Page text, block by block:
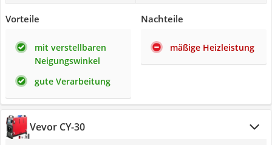
Vorteile
mit verstellbaren
Neigungswinkel
gute Verarbeitung
Nachteile
mäßige Heizleistung
Vevor CY-30